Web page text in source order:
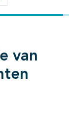
van